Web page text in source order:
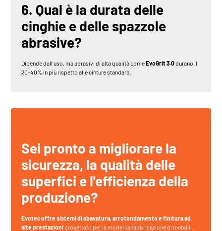
6. Qual è la durata delle
cinghie e delle spazzole
abrasive?
Dipende dall'uso, ma abrasivi di alta qualità comeEvoGrit 3.0durano il
20-40% in più rispetto alle cinture standard.
Sei pronto a migliorare la
sicurezza, la qualità delle
superfici e l'efficienza della
produzione?
Evotec offre sistemi di sbavatura, arrotondamento e finitura ad
alte prestazioniprogettato per la moderna fabbricazione di metalli,